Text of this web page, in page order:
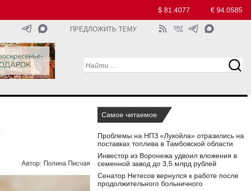
$ 81.4077 € 94.0585
ПРЕДЛОЖИТЬ ТЕМУ
Автор: Полина Писчая
Самое читаемое
Проблемы на НПЗ «Лукойла» отразились на
поставках топлива в Тамбовской области
Инвестор из Воронежа удвоил вложения в
семенной завод до 3,5 млрд рублей
Сенатор Нетесов вернулся к работе после
продолжительного больничного